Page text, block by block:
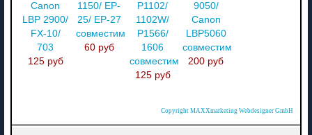
Canon
LBP 2900/
FX-10/
703
125 руб
1150/ EP-
25/ EP-27
совместимый
60 руб
P1102/
1102W/
P1566/
1606
совместимый
125 руб
9050/
Canon
LBP5060
совместимый
200 руб
Copyright MAXXmarketing Webdesigner GmbH